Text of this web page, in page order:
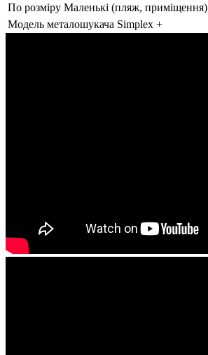
По розміру Маленькі (пляж, приміщення)
Модель металошукача Simplex +